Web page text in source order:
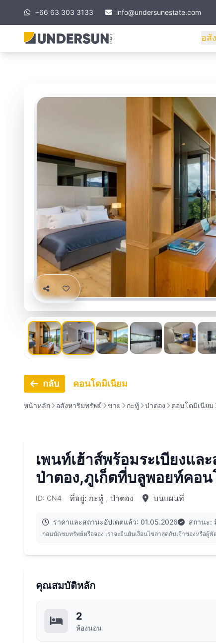
+66 63 303 3133 info@undersunestate.com
อสั
กลับ คอนโดมิเนียม
หน้าหลัก อสังหาริมทรัพย์ ขาย กะทู้ ป่าตอง คอนโดมิเนียม
เพนท์เฮ้าส์พร้อมระเบียงแล
ป่าตอง,ภูเก็ตที่บลูพอยท์คอน
ID: CN4 ที่อยู่: กะทู้ , ป่าตอง บนแผนที่
ราคาและสถานะอัปเดตแล้ว: 01.05.2026 สถานะ:
ก่อนนัดชมทรัพย์หรือจอง เราจะยืนยันเงื่อนไขล่าสุดกับเจ้าของหรือผู้
คุณสมบัติหลัก
2
ห้องนอน